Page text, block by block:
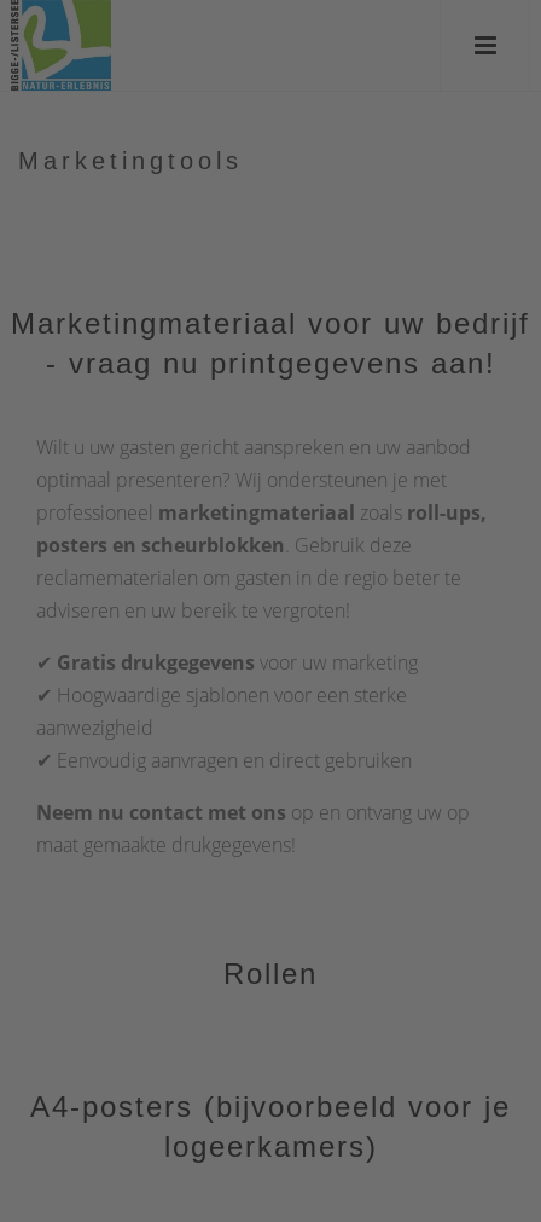
Marketingtools
Marketingmateriaal voor uw bedrijf
- vraag nu printgegevens aan!
Wilt u uw gasten gericht aanspreken en uw aanbod
optimaal presenteren? Wij ondersteunen je met
professioneel marketingmateriaal zoals roll-ups,
posters en scheurblokken. Gebruik deze
reclamematerialen om gasten in de regio beter te
adviseren en uw bereik te vergroten!
✔ Gratis drukgegevens voor uw marketing
✔ Hoogwaardige sjablonen voor een sterke
aanwezigheid
✔ Eenvoudig aanvragen en direct gebruiken
Neem nu contact met ons op en ontvang uw op
maat gemaakte drukgegevens!
Rollen
A4-posters (bijvoorbeeld voor je
logeerkamers)